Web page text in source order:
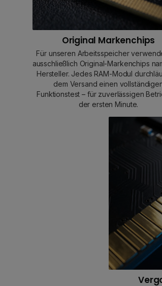
Original Markenchips
Für unseren Arbeitsspeicher
ausschließlich Original-Markenchips
Hersteller. Jedes RAM-Modul
dem Versand einen
Funktionstest – für zuverlässigen
der ersten Minute.